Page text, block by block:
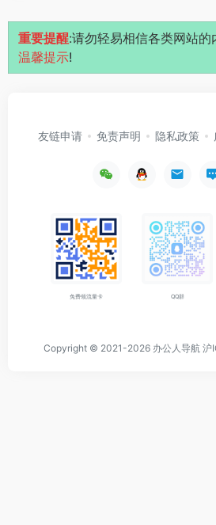
重要提醒:请勿轻易相信各类网站
温馨提示!
友链申请 免责声明 隐私政策
免费领流量卡 QQ群
Copyright © 2021-2026 办公人导航 沪